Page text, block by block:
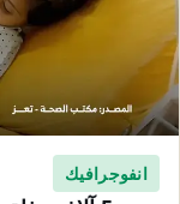
انفوجرافيك